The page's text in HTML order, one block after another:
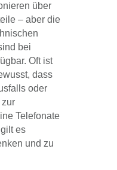
über
– aber die
bei
Oft ist
dass
oder
zur
Telefonate
es
und zu